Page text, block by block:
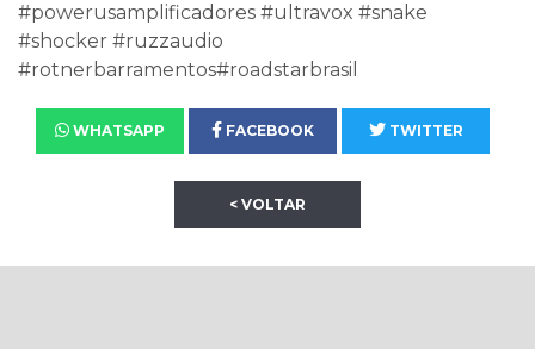
#powerusamplificadores #ultravox #snake
#shocker #ruzzaudio
#rotnerbarramentos#roadstarbrasil
WHATSAPP FACEBOOK TWITTER
< VOLTAR